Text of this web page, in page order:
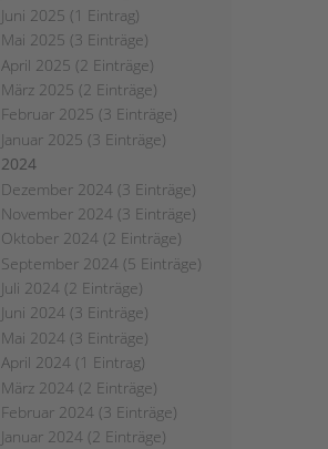
Juni 2025 (1 Eintrag)
Mai 2025 (3 Einträge)
April 2025 (2 Einträge)
März 2025 (2 Einträge)
Februar 2025 (3 Einträge)
Januar 2025 (3 Einträge)
2024
Dezember 2024 (3 Einträge)
November 2024 (3 Einträge)
Oktober 2024 (2 Einträge)
September 2024 (5 Einträge)
Juli 2024 (2 Einträge)
Juni 2024 (3 Einträge)
Mai 2024 (3 Einträge)
April 2024 (1 Eintrag)
März 2024 (2 Einträge)
Februar 2024 (3 Einträge)
Januar 2024 (2 Einträge)